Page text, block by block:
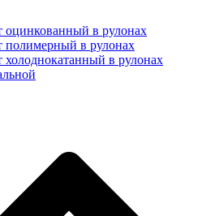
оцинкованный в рулонах
полимерный в рулонах
холоднокатанный в рулонах